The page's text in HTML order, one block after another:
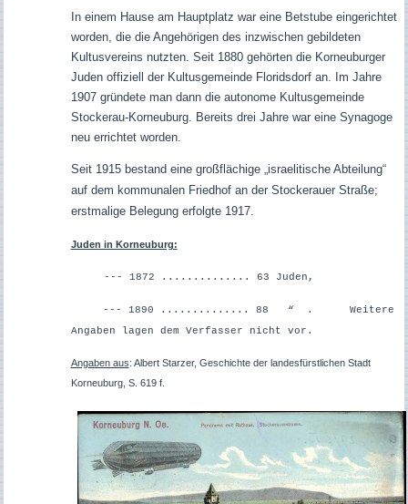
In einem Hause am Hauptplatz war eine Betstube eingerichtet
worden, die die Angehörigen des inzwischen gebildeten
Kultusvereins nutzten. Seit 1880 gehörten die Korneuburger
Juden offiziell der Kultusgemeinde Floridsdorf an. Im Jahre
1907 gründete man dann die autonome Kultusgemeinde
Stockerau-Korneuburg. Bereits drei Jahre war eine Synagoge
neu errichtet worden.
Seit 1915 bestand eine großflächige „israelitische Abteilung“
auf dem kommunalen Friedhof an der Stockerauer Straße;
erstmalige Belegung erfolgte 1917.
Juden in Korneuburg:
--- 1872 .............. 63 Juden,
--- 1890 .............. 88 “ .
Weitere
Angaben lagen dem Verfasser nicht vor.
Angaben aus: Albert Starzer, Geschichte der landesfürstlichen Stadt
Korneuburg, S. 619 f.